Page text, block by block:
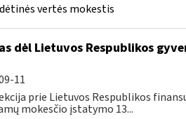
vertės mokestis
dėl Lietuvos Respublikos
11
prie Lietuvos Respublikos
mokesčio įstatymo 13...